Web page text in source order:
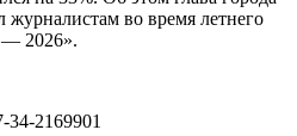
во время летнего
— 2026».